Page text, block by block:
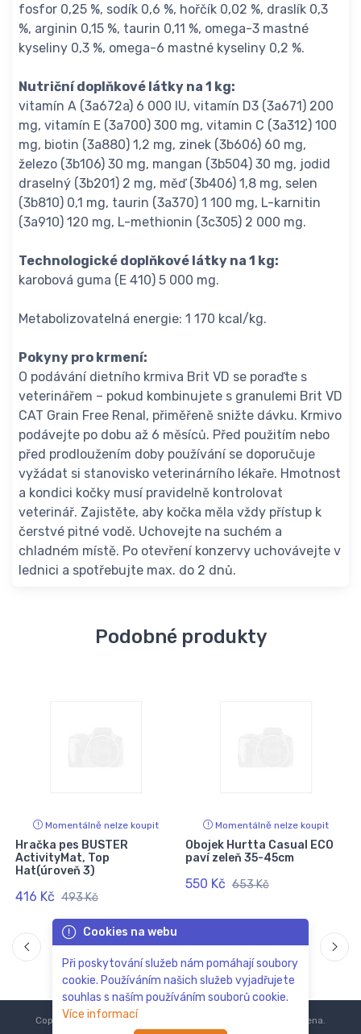
fosfor 0,25 %, sodík 0,6 %, hořčík 0,02 %, draslík 0,3
%, arginin 0,15 %, taurin 0,11 %, omega-3 mastné
kyseliny 0,3 %, omega-6 mastné kyseliny 0,2 %.
Nutriční doplňkové látky na 1 kg:
vitamín A (3a672a) 6 000 IU, vitamín D3 (3a671) 200
mg, vitamín E (3a700) 300 mg, vitamin C (3a312) 100
mg, biotin (3a880) 1,2 mg, zinek (3b606) 60 mg,
železo (3b106) 30 mg, mangan (3b504) 30 mg, jodid
draselný (3b201) 2 mg, měď (3b406) 1,8 mg, selen
(3b810) 0,1 mg, taurin (3a370) 1 100 mg, L-karnitin
(3a910) 120 mg, L-methionin (3c305) 2 000 mg.
Technologické doplňkové látky na 1 kg:
karobová guma (E 410) 5 000 mg.
Metabolizovatelná energie: 1 170 kcal/kg.
Pokyny pro krmení:
O podávání dietního krmiva Brit VD se poraďte s
veterinářem – pokud kombinujete s granulemi Brit VD
CAT Grain Free Renal, přiměřeně snižte dávku. Krmivo
podávejte po dobu až 6 měsíců. Před použitím nebo
před prodloužením doby používání se doporučuje
vyžádat si stanovisko veterinárního lékaře. Hmotnost
a kondici kočky musí pravidelně kontrolovat
veterinář. Zajistěte, aby kočka měla vždy přístup k
čerstvé pitné vodě. Uchovejte na suchém a
chladném místě. Po otevření konzervy uchovávejte v
lednici a spotřebujte max. do 2 dnů.
Podobné produkty
Momentálně nelze koupit
Hračka pes BUSTER
ActivityMat, Top
Hat(úroveň 3)
416 Kč 493 Kč
Momentálně nelze koupit
Obojek Hurtta Casual ECO
paví zeleň 35-45cm
550 Kč 653 Kč
Cookies na webu
Při poskytování služeb nám pomáhají soubory
cookie. Používáním našich služeb vyjadřujete
souhlas s naším používáním souborů cookie.
Více informací
Copyright © 2018-2024 Všechna práva vyhrazena.